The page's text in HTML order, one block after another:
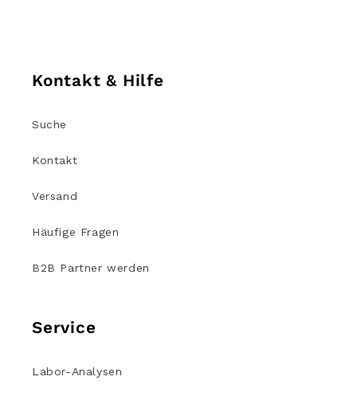
Kontakt & Hilfe
Suche
Kontakt
Versand
Häufige Fragen
B2B Partner werden
Service
Labor-Analysen